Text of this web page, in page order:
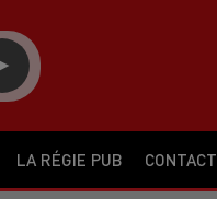
LA RÉGIE PUB CONTACT